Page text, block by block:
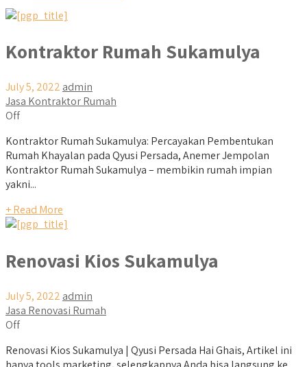
Kontraktor Rumah Sukamulya
July 5, 2022 admin
Jasa Kontraktor Rumah
Off
Kontraktor Rumah Sukamulya: Percayakan Pembentukan
Rumah Khayalan pada Qyusi Persada, Anemer Jempolan
Kontraktor Rumah Sukamulya – membikin rumah impian
yakni...
+ Read More
Renovasi Kios Sukamulya
July 5, 2022 admin
Jasa Renovasi Rumah
Off
Renovasi Kios Sukamulya | Qyusi Persada Hai Ghais, Artikel ini